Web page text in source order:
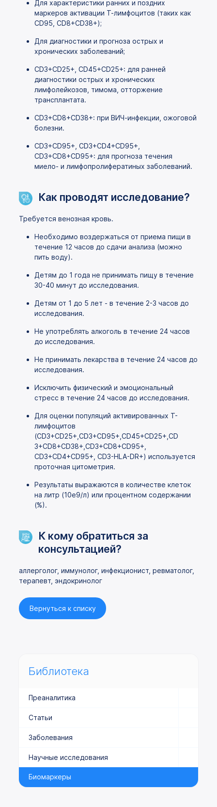
Для характеристики ранних и поздних
маркеров активации Т-лимфоцитов (таких как
CD95, CD8+CD38+);
Для диагностики и прогноза острых и
хронических заболеваний;
CD3+CD25+, CD45+CD25+: для ранней
диагностики острых и хронических
лимфолейкозов, тимома, отторжение
трансплантата.
CD3+CD8+CD38+: при ВИЧ-инфекции, ожоговой
болезни.
CD3+CD95+, CD3+CD4+CD95+,
CD3+CD8+CD95+: для прогноза течения
миело- и лимфопролифератиных заболеваний.
Как проводят исследование?
Требуется венозная кровь.
Необходимо воздержаться от приема пищи в
течение 12 часов до сдачи анализа (можно
пить воду).
Детям до 1 года не принимать пищу в течение
30-40 минут до исследования.
Детям от 1 до 5 лет - в течение 2-3 часов до
исследования.
Не употреблять алкоголь в течение 24 часов
до исследования.
Не принимать лекарства в течение 24 часов до
исследования.
Исключить физический и эмоциональный
стресс в течение 24 часов до исследования.
Для оценки популяций активированных Т-
лимфоцитов
(CD3+CD25+,CD3+CD95+,CD45+CD25+,CD
3+CD8+CD38+,CD3+CD8+CD95+,
CD3+CD4+CD95+, CD3-HLA-DR+) используется
проточная цитометрия.
Результаты выражаются в количестве клеток
на литр (10e9/л) или процентном содержании
(%).
К кому обратиться за
консультацией?
аллерголог, иммунолог, инфекционист, ревматолог,
терапевт, эндокринолог
Вернуться к списку
Библиотека
Преаналитика
Статьи
Заболевания
Научные исследования
Биомаркеры